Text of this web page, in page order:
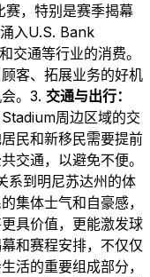
赛，特别是赛季揭幕
入U.S. Bank
交通等行业的消费。
客、拓展业务的好机
。3. 交通与出行：
周边区域的交
民和新移民需要提前
交通，以避免不便。
系到明尼苏达州的体
集体士气和自豪感，
具价值，更能激发球
和赛程安排，不仅仅
活的重要组成部分，